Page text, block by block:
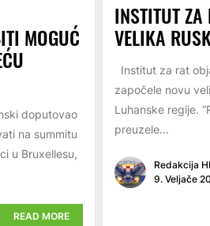
MOGUĆ
doputovao
na summitu
u Bruxellesu,
READ MORE
INSTITUT ZA
VELIKA
Institut za rat
započele novu
Luhanske regije.
preuzele...
Redakcija
9. Veljače